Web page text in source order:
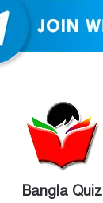
Bangla Quiz